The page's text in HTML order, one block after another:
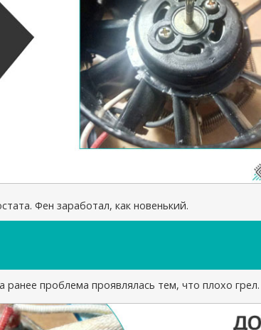
Фен заработал, как новенький.
проблема проявлялась тем, что плохо грел.